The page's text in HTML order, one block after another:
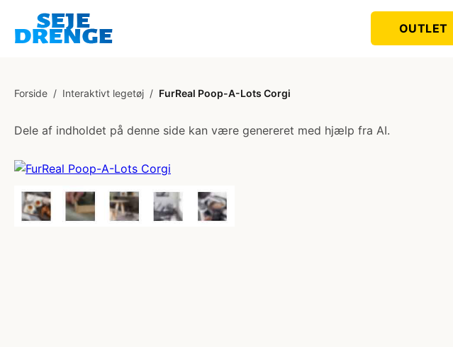
OUTLET
Forside / Interaktivt legetøj / FurReal Poop-A-Lots Corgi
Dele af indholdet på denne side kan være genereret med hjælp fra AI.